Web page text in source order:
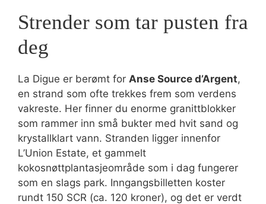
Strender som tar pusten fra
deg
La Digue er berømt for Anse Source d’Argent,
en strand som ofte trekkes frem som verdens
vakreste. Her finner du enorme granittblokker
som rammer inn små bukter med hvit sand og
krystallklart vann. Stranden ligger innenfor
L’Union Estate, et gammelt
kokosnøttplantasjeområde som i dag fungerer
som en slags park. Inngangsbilletten koster
rundt 150 SCR (ca. 120 kroner), og det er verdt